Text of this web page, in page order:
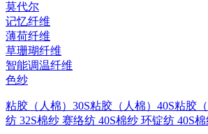
莫代尔
记忆纤维
薄荷纤维
草珊瑚纤维
智能调温纤维
色纱
粘胶（人棉）30S粘胶（人棉）40S粘胶
纺 32S棉纱 赛络纺 40S棉纱 环锭纺 40S棉